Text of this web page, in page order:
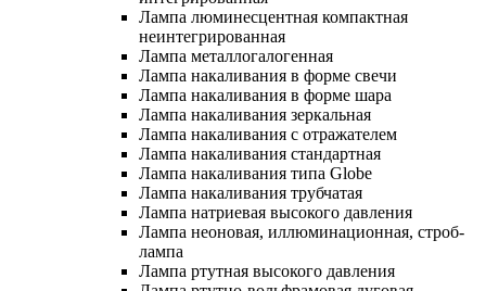
Лампа люминесцентная компактная
неинтегрированная
Лампа металлогалогенная
Лампа накаливания в форме свечи
Лампа накаливания в форме шара
Лампа накаливания зеркальная
Лампа накаливания с отражателем
Лампа накаливания стандартная
Лампа накаливания типа Globe
Лампа накаливания трубчатая
Лампа натриевая высокого давления
Лампа неоновая, иллюминационная, строб-
лампа
Лампа ртутная высокого давления